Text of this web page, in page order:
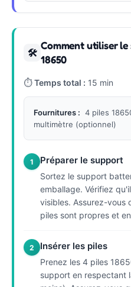
🛠
Comment utiliser
18650
⏱Temps total : 15 min
Fournitures : 4 piles
multimètre (optionnel)
1 Préparer le support
Sortez le support
emballage. Vérifiez
visibles. Assurez-vous
piles sont propres et
2 Insérer les piles
Prenez les 4 piles
support en respectant